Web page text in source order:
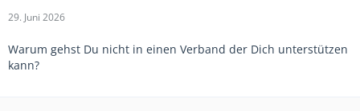
29. Juni 2026
Warum gehst Du nicht in einen Verband der Dich unterstützen
kann?